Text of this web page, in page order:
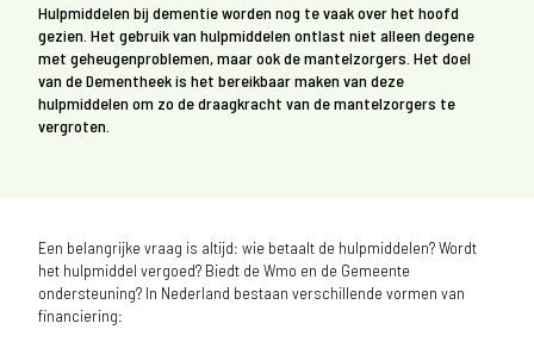
Hulpmiddelen bij dementie worden nog te vaak over het hoofd
gezien. Het gebruik van hulpmiddelen ontlast niet alleen degene
met geheugenproblemen, maar ook de mantelzorgers. Het doel
van de Dementheek is het bereikbaar maken van deze
hulpmiddelen om zo de draagkracht van de mantelzorgers te
vergroten.
Een belangrijke vraag is altijd: wie betaalt de hulpmiddelen? Wordt
het hulpmiddel vergoed? Biedt de Wmo en de Gemeente
ondersteuning? In Nederland bestaan verschillende vormen van
financiering: